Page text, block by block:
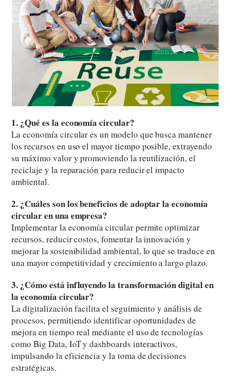
1. ¿Qué es la economía circular?
La economía circular es un modelo que busca mantener
los recursos en uso el mayor tiempo posible, extrayendo
su máximo valor y promoviendo la reutilización, el
reciclaje y la reparación para reducir el impacto
ambiental.
2. ¿Cuáles son los beneficios de adoptar la economía
circular en una empresa?
Implementar la economía circular permite optimizar
recursos, reducir costos, fomentar la innovación y
mejorar la sostenibilidad ambiental, lo que se traduce en
una mayor competitividad y crecimiento a largo plazo.
3. ¿Cómo está influyendo la transformación digital en
la economía circular?
La digitalización facilita el seguimiento y análisis de
procesos, permitiendo identificar oportunidades de
mejora en tiempo real mediante el uso de tecnologías
como Big Data, IoT y dashboards interactivos,
impulsando la eficiencia y la toma de decisiones
estratégicas.